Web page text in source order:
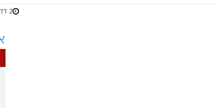
2 דקות